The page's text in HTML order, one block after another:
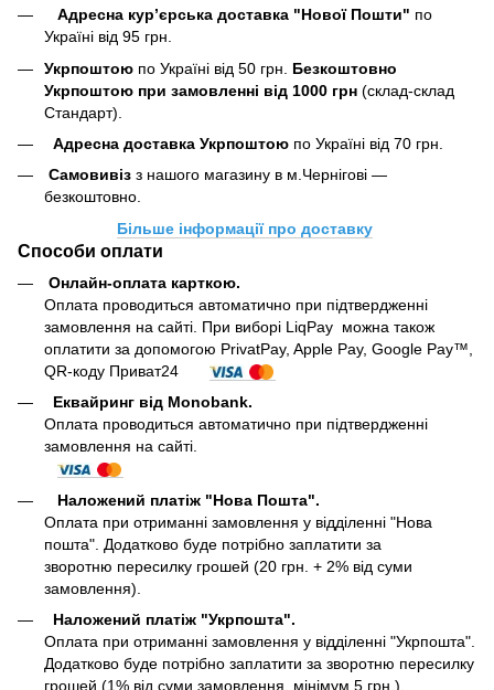
Адресна кур’єрська доставка "Нової Пошти" по
Україні від 95 грн.
Укрпоштою по Україні від 50 грн. Безкоштовно
Укрпоштою при замовленні від 1000 грн (склад-склад
Стандарт).
Адресна доставка Укрпоштою по Україні від 70 грн.
Самовивіз з нашого магазину в м.Чернігові —
безкоштовно.
Більше інформації про доставку
Способи оплати
Онлайн-оплата карткою.
Оплата проводиться автоматично при підтвердженні
замовлення на сайті. При виборі LiqPay можна також
оплатити за допомогою PrivatPay, Apple Pay, Google Pay™,
QR-коду Приват24
Еквайринг від Monobank.
Оплата проводиться автоматично при підтвердженні
замовлення на сайті.
Наложений платіж "Нова Пошта".
Оплата при отриманні замовлення у відділенні "Нова
пошта". Додатково буде потрібно заплатити за
зворотню пересилку грошей (20 грн. + 2% від суми
замовлення).
Наложений платіж "Укрпошта".
Оплата при отриманні замовлення у відділенні "Укрпошта".
Додатково буде потрібно заплатити за зворотню пересилку
грошей (1% від суми замовлення, мінімум 5 грн.).